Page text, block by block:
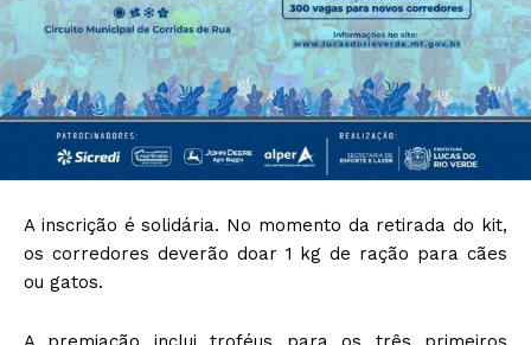
A inscrição é solidária. No momento da retirada do kit,
os corredores deverão doar 1 kg de ração para cães
ou gatos.